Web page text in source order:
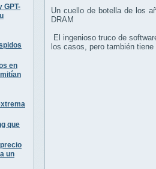
GPT-
en
que
un
Un cuello de botella de los
DRAM
El ingenioso truco de
los casos, pero también tiene